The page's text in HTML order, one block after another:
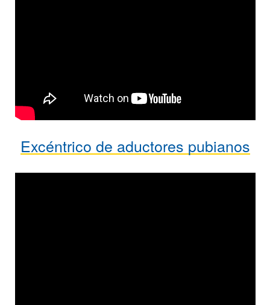
Excéntrico de aductores pubianos